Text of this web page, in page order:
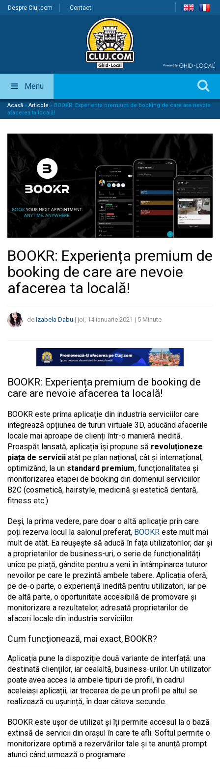
Despre Cluj.com Contact
Menu
Acasă » Articole » BOOKR: Experiența premium de booking de care are nevoie
afacerea ta locală!
BOOKR: Experiența premium de
booking de care are nevoie
afacerea ta locală!
de Izabela Dabu | joi, 14 ianuarie 2021 | 5 Minute
BOOKR: Experiența premium de booking de
care are nevoie afacerea ta locală!
BOOKR este prima aplicație din industria serviciilor care
integrează opțiunea de tururi virtuale 3D, aducând afacerile
locale mai aproape de clienți într-o manieră inedită.
Proaspăt lansată, aplicația își propune să revoluționeze
piața de servicii atât pe plan național, cât și internațional,
optimizând, la un standard premium, funcționalitatea și
monitorizarea etapei de booking din domeniul serviciilor
B2C (cosmetică, hairstyle, medicină și estetică dentară,
fitness etc.)
Deși, la prima vedere, pare doar o altă aplicație prin care
poți rezerva locul la salonul preferat, BOOKR este mult mai
mult de atât. Ea reușește să aducă în fața utilizatorilor, dar și
a proprietarilor de business-uri, o serie de funcționalități
unice pe piață, gândite pentru a veni în întâmpinarea tuturor
nevoilor pe care le prezintă ambele tabere. Aplicația oferă,
pe de-o parte, o experiență inedită pentru utilizatori, iar pe
de altă parte, o oportunitate accesibilă de promovare și
monitorizare a rezultatelor, adresată proprietarilor de
afaceri locale din industria serviciilor.
Cum funcționează, mai exact, BOOKR?
Aplicația pune la dispoziție două variante de interfață: una
destinată clienților, iar cealaltă, business-urilor. Un utilizator
poate avea acces la ambele tipuri de profil, în cadrul
aceleiași aplicații, iar trecerea de pe un profil pe altul se
realizează cu ușurință, în doar câteva secunde.
BOOKR este ușor de utilizat și îți permite accesul la o bază
extinsă de servicii din orașul în care te afli. Softul permite o
monitorizare optimă a rezervărilor tale și te anunță prompt
atunci când urmează o programare.